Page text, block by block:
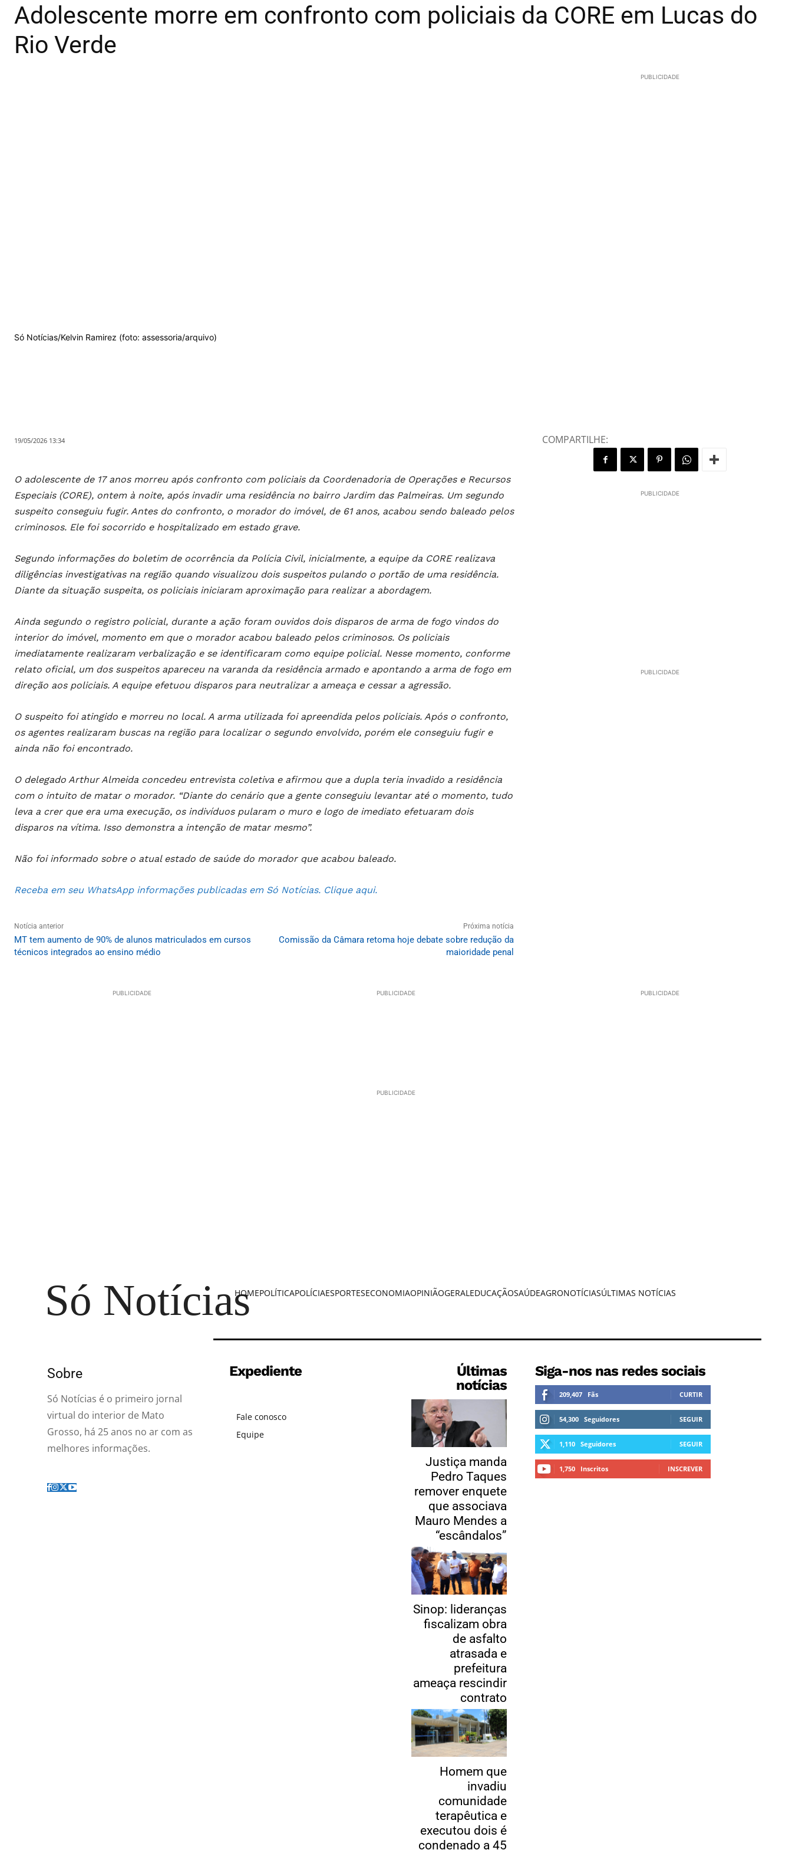
Adolescente morre em confronto com policiais da CORE em Lucas do
Rio Verde
PUBLICIDADE
Só Notícias/Kelvin Ramirez (foto: assessoria/arquivo)
19/05/2026 13:34
O adolescente de 17 anos morreu após confronto com policiais da Coordenadoria de Operações e Recursos
Especiais (CORE), ontem à noite, após invadir uma residência no bairro Jardim das Palmeiras. Um segundo
suspeito conseguiu fugir. Antes do confronto, o morador do imóvel, de 61 anos, acabou sendo baleado pelos
criminosos. Ele foi socorrido e hospitalizado em estado grave.
Segundo informações do boletim de ocorrência da Polícia Civil, inicialmente, a equipe da CORE realizava
diligências investigativas na região quando visualizou dois suspeitos pulando o portão de uma residência.
Diante da situação suspeita, os policiais iniciaram aproximação para realizar a abordagem.
Ainda segundo o registro policial, durante a ação foram ouvidos dois disparos de arma de fogo vindos do
interior do imóvel, momento em que o morador acabou baleado pelos criminosos. Os policiais
imediatamente realizaram verbalização e se identificaram como equipe policial. Nesse momento, conforme
relato oficial, um dos suspeitos apareceu na varanda da residência armado e apontando a arma de fogo em
direção aos policiais. A equipe efetuou disparos para neutralizar a ameaça e cessar a agressão.
O suspeito foi atingido e morreu no local. A arma utilizada foi apreendida pelos policiais. Após o confronto,
os agentes realizaram buscas na região para localizar o segundo envolvido, porém ele conseguiu fugir e
ainda não foi encontrado.
O delegado Arthur Almeida concedeu entrevista coletiva e afirmou que a dupla teria invadido a residência
com o intuito de matar o morador. “Diante do cenário que a gente conseguiu levantar até o momento, tudo
leva a crer que era uma execução, os indivíduos pularam o muro e logo de imediato efetuaram dois
disparos na vítima. Isso demonstra a intenção de matar mesmo”.
Não foi informado sobre o atual estado de saúde do morador que acabou baleado.
Receba em seu WhatsApp informações publicadas em Só Notícias. Clique aqui.
Notícia anterior
MT tem aumento de 90% de alunos matriculados em cursos
técnicos integrados ao ensino médio
Próxima notícia
Comissão da Câmara retoma hoje debate sobre redução da
maioridade penal
COMPARTILHE:
PUBLICIDADE
PUBLICIDADE
PUBLICIDADE PUBLICIDADE PUBLICIDADE
PUBLICIDADE
Só Notícias
HOMEPOLÍTICAPOLÍCIAESPORTESECONOMIAOPINIÃOGERALEDUCAÇÃOSAÚDEAGRONOTÍCIASÚLTIMAS NOTÍCIAS
Sobre
Só Notícias é o primeiro jornal
virtual do interior de Mato
Grosso, há 25 anos no ar com as
melhores informações.
Expediente
Fale conosco
Equipe
Últimas
notícias
Justiça manda
Pedro Taques
remover enquete
que associava
Mauro Mendes a
“escândalos”
Sinop: lideranças
fiscalizam obra
de asfalto
atrasada e
prefeitura
ameaça rescindir
contrato
Homem que
invadiu
comunidade
terapêutica e
executou dois é
condenado a 45
Siga-nos nas redes sociais
209,407 Fãs CURTIR
54,300 Seguidores SEGUIR
1,110 Seguidores SEGUIR
1,750 Inscritos INSCREVER